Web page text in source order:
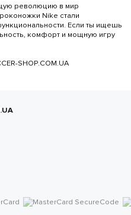
революцию в мир
Nike стали
Если ты ищешь
комфорт и мощную игру
SHOP.COM.UA